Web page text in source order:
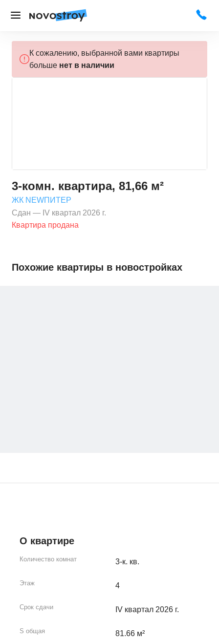
К сожалению, выбранной вами квартиры
больше нет в наличии
3-комн. квартира, 81,66 м²
ЖК NEWПИТЕР
Сдан — IV квартал 2026 г.
Квартира продана
Похожие квартиры в новостройках
О квартире
Количество комнат 3-к. кв.
Этаж 4
Срок сдачи IV квартал 2026 г.
S общая 81.66 м²